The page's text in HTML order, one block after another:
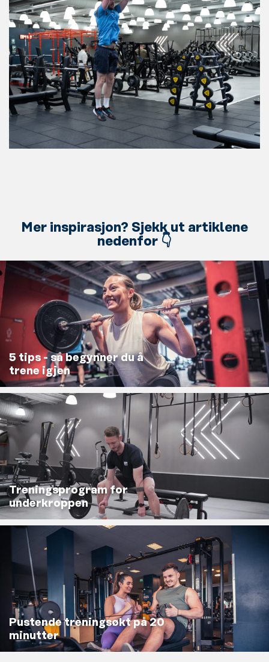
Mer inspirasjon? Sjekk ut artiklene
nedenfor 👇
5 tips - så begynner du å
trene igjen
Treningsprogram for
underkroppen
Pustende treningsøkt på 20
minutter